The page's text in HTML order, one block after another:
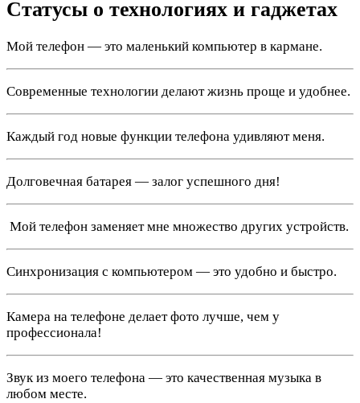
Статусы о технологиях и гаджетах
Мой телефон — это маленький компьютер в кармане.
Современные технологии делают жизнь проще и удобнее.
Каждый год новые функции телефона удивляют меня.
Долговечная батарея — залог успешного дня!
️ Мой телефон заменяет мне множество других устройств.
Синхронизация с компьютером — это удобно и быстро.
Камера на телефоне делает фото лучше, чем у
профессионала!
Звук из моего телефона — это качественная музыка в
любом месте.